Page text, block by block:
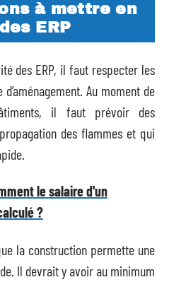
à mettre en
ERP
des ERP, il faut respecter les
Au moment de
il faut prévoir des
des flammes et qui
le salaire d'un
?
la construction permette une
Il devrait y avoir au minimum